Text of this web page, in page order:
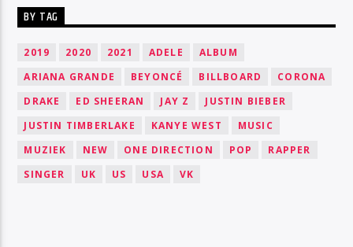
BY TAG
2019 2020 2021 ADELE
ALBUM
ARIANA GRANDE
BEYONCÉ BILLBOARD
CORONA
DRAKE
ED SHEERAN JAY Z
JUSTIN BIEBER
JUSTIN TIMBERLAKE
KANYE WEST
MUSIC
MUZIEK
NEW ONE DIRECTION POP
RAPPER
SINGER
UK US USA VK